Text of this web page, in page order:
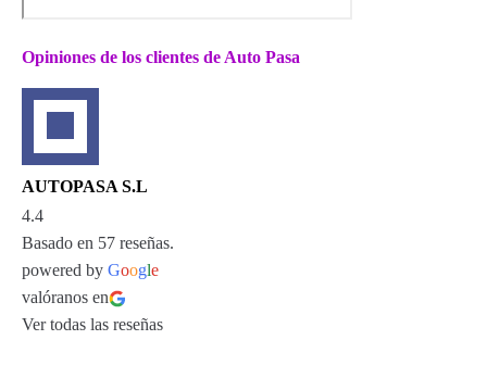
Opiniones de los clientes de Auto Pasa
AUTOPASA S.L
4.4
Basado en 57 reseñas.
powered by Google
valóranos en
Ver todas las reseñas